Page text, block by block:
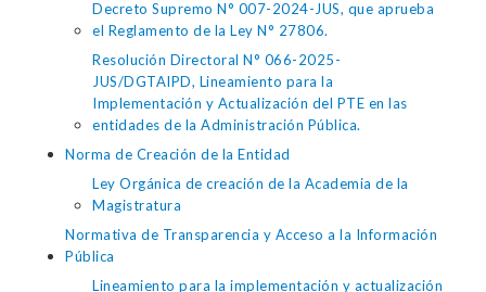
Decreto Supremo N° 007-2024-JUS, que aprueba
el Reglamento de la Ley N° 27806.
Resolución Directoral N° 066-2025-
JUS/DGTAIPD, Lineamiento para la
Implementación y Actualización del PTE en las
entidades de la Administración Pública.
Norma de Creación de la Entidad
Ley Orgánica de creación de la Academia de la
Magistratura
Normativa de Transparencia y Acceso a la Información
Pública
Lineamiento para la implementación y actualización